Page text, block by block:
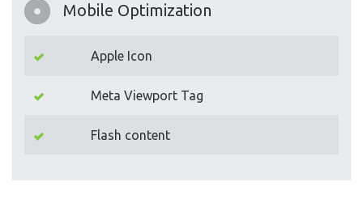
Mobile Optimization
Apple Icon
Meta Viewport Tag
Flash content